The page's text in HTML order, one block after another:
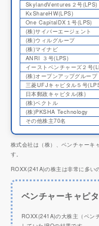
SkylandVentures２号(LPS)
KxShareHW(LPS)
One CapitalDX１号(LPS)
(株)サイバーエージェント
(株)ウィルグループ
(株)マイナビ
ANRI ３号(LPS)
イーストベンチャーズ２号
(株)オープンアップグループ
三菱UFJキャピタル５号
日本郵政キャピタル(株)
(株)ベクトル
(株)PKSHA Technology
その他株主70名
株式会社は（株）、ベンチャーキ
す。
ROXX(241A)の株主は非常に多い
ベンチャーキャピ
ROXX(241A)の大株主（ベン